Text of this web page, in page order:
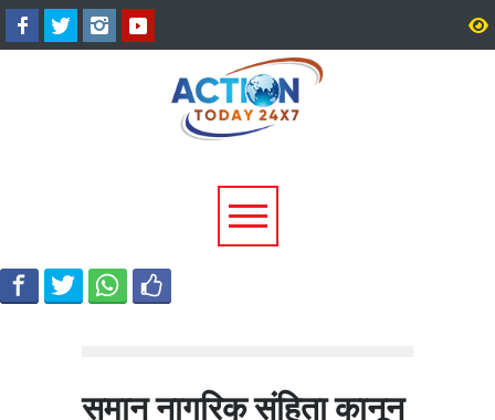
उत्तरकाशी में 4.2 तीव्रता के भूकंप से
हिली धरती, टिहरी में भी महसूस हुए
समान नागरिक संहिता कानून